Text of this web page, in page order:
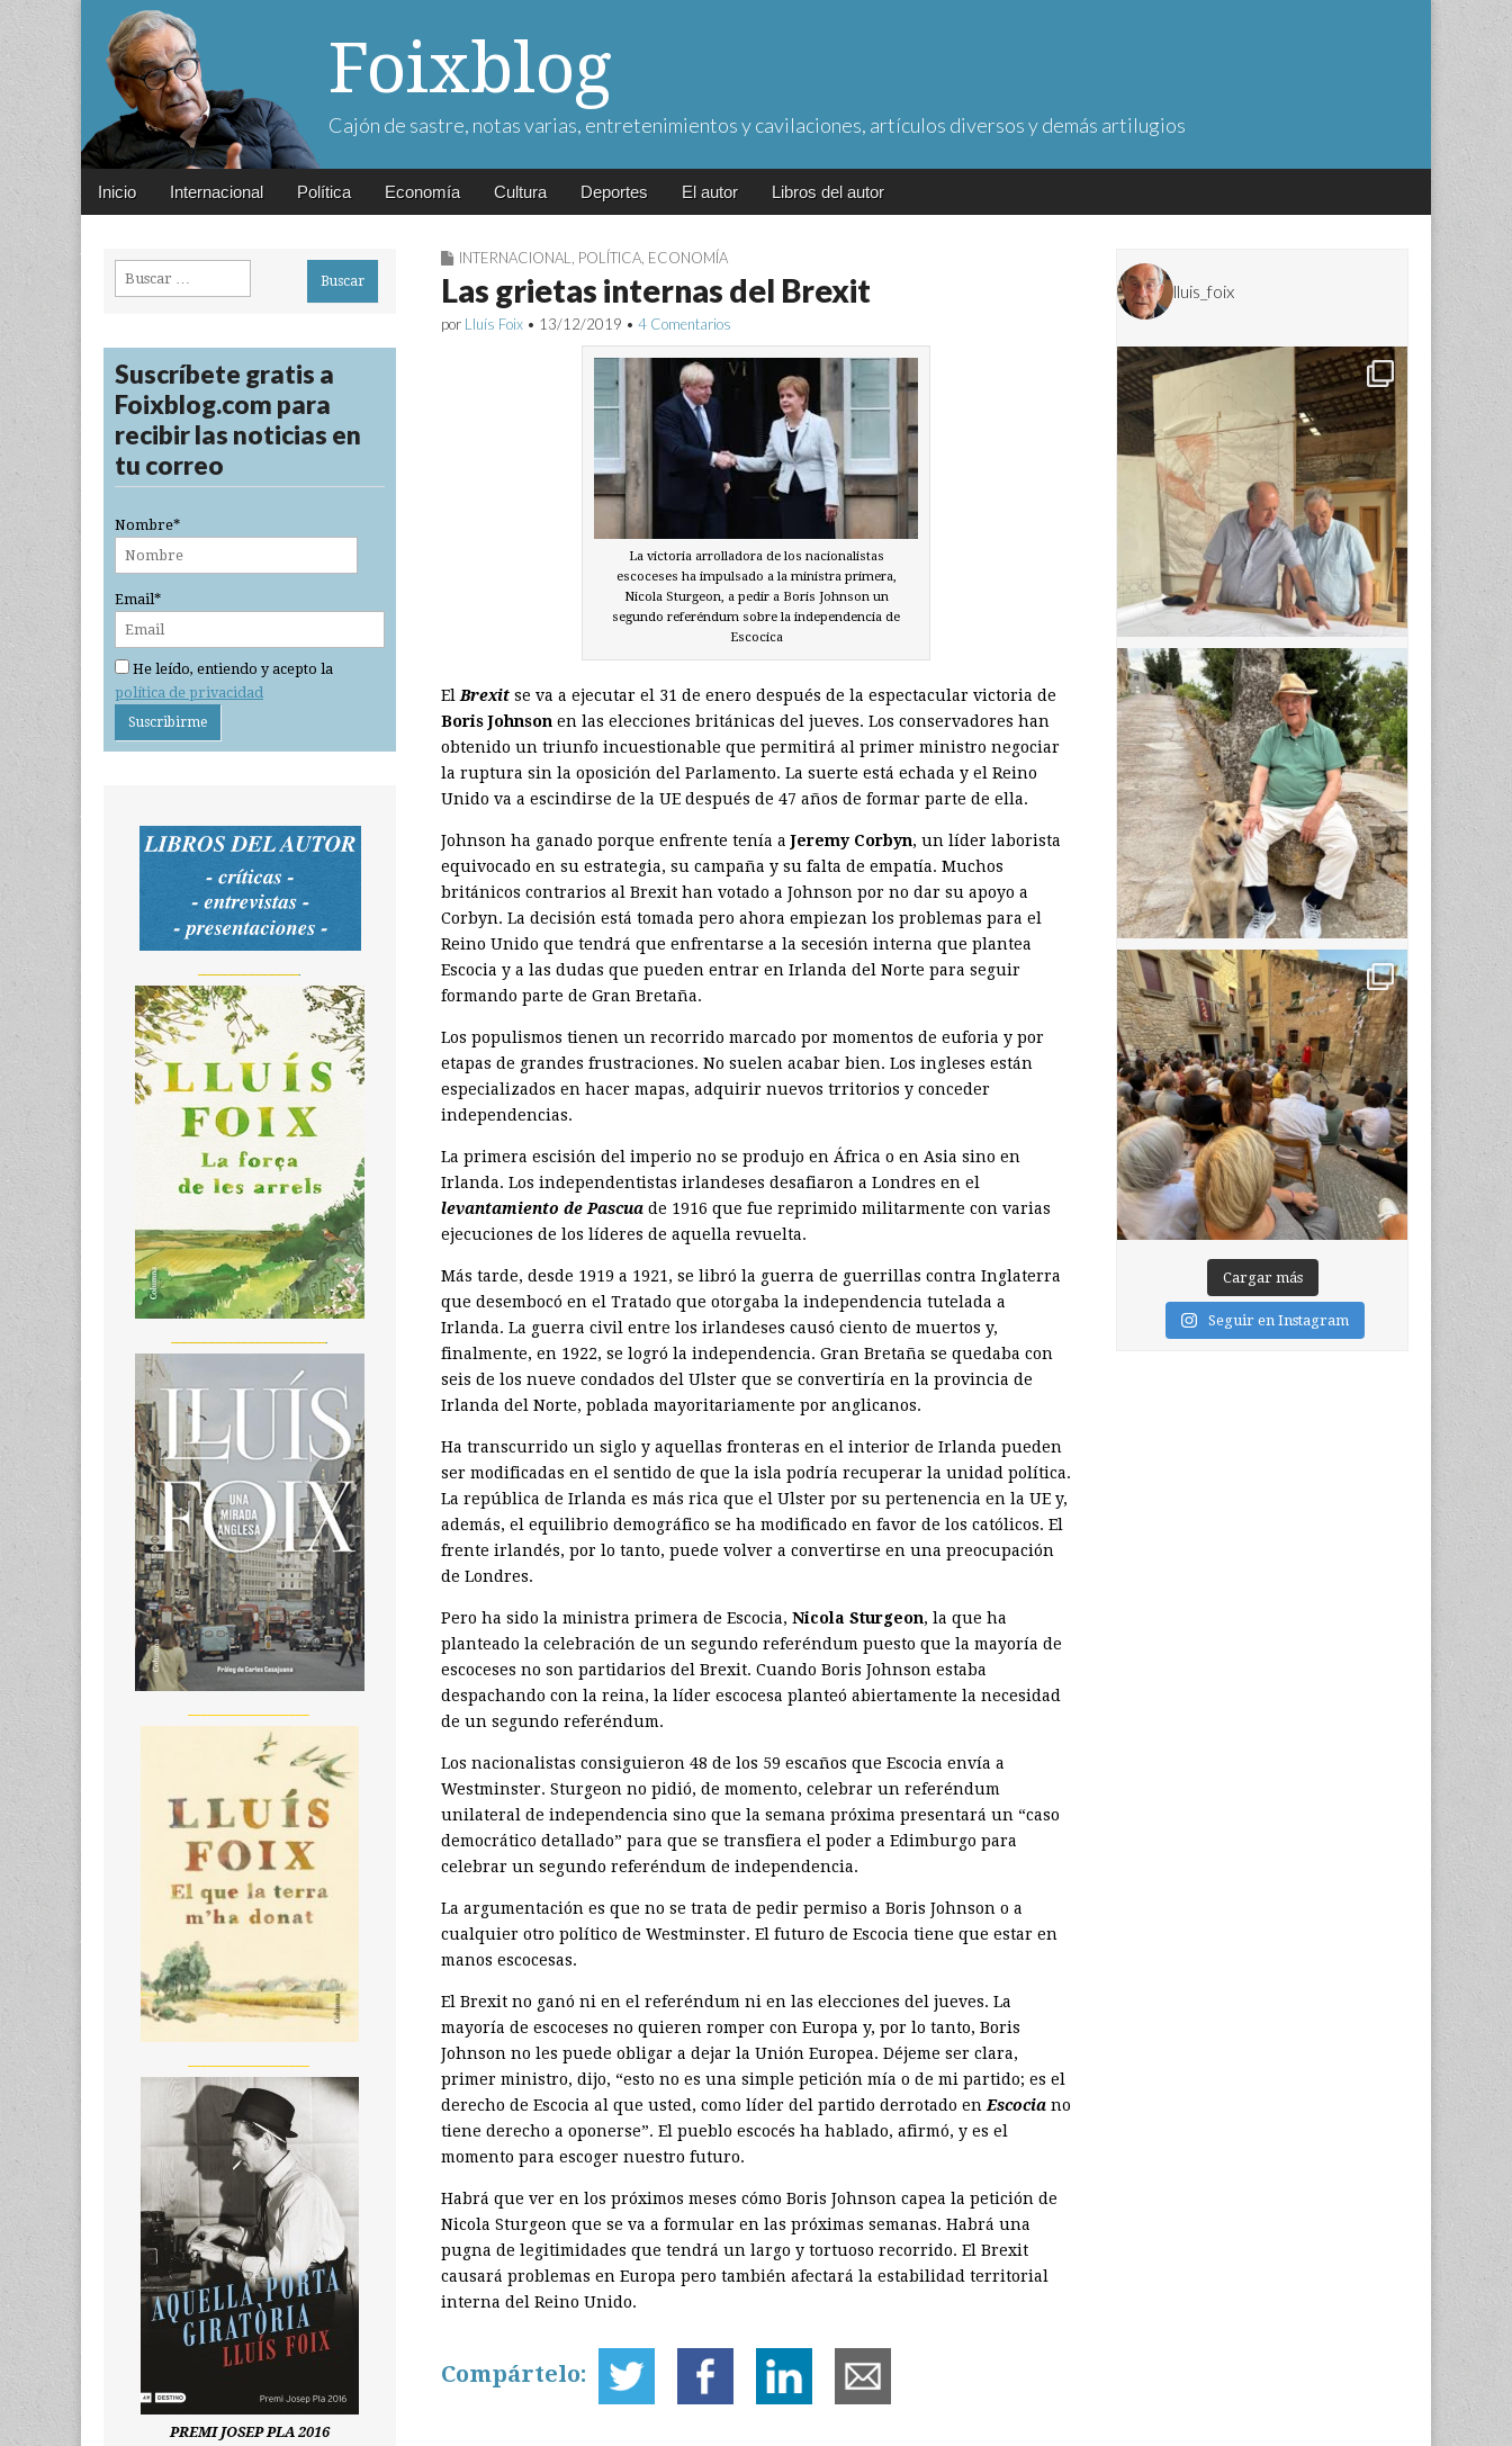
Foixblog
Cajón de sastre, notas varias, entretenimientos y cavilaciones, artículos diversos y demás artilugios
Main
Skip
Inicio Internacional Política Economía Cultura Deportes El autor Libros del autor
INTERNACIONAL POLÍTICA ECONOMÍA
Las grietas internas del Brexit
por Lluís Foix • 13/12/2019 • 4 Comentarios
La victoria arrolladora de los nacionalistas
escoceses ha impulsado a la ministra primera,
Nicola Sturgeon, a pedir a Boris Johnson un
segundo referéndum sobre la independencia de
Escocica
El Brexit se va a ejecutar el 31 de enero después de la espectacular victoria de
Boris Johnson en las elecciones británicas del jueves. Los conservadores han
obtenido un triunfo incuestionable que permitirá al primer ministro negociar
la ruptura sin la oposición del Parlamento. La suerte está echada y el Reino
Unido va a escindirse de la UE después de 47 años de formar parte de ella.
Johnson ha ganado porque enfrente tenía aJeremy Corbyn, un líder laborista
equivocado en su estrategia, su campaña y su falta de empatía. Muchos
británicos contrarios al Brexit han votado a Johnson por no dar su apoyo a
Corbyn. La decisión está tomada pero ahora empiezan los problemas para el
Reino Unido que tendrá que enfrentarse a la secesión interna que plantea
Escocia y a las dudas que pueden entrar en Irlanda del Norte para seguir
formando parte de Gran Bretaña.
Los populismos tienen un recorrido marcado por momentos de euforia y por
etapas de grandes frustraciones. No suelen acabar bien. Los ingleses están
especializados en hacer mapas, adquirir nuevos trritorios y conceder
independencias.
La primera escisión del imperio no se produjo en África o en Asia sino en
Irlanda. Los independentistas irlandeses desafiaron a Londres en el
levantamiento de Pascua de 1916 que fue reprimido militarmente con varias
ejecuciones de los líderes de aquella revuelta.
Más tarde, desde 1919 a 1921, se libró la guerra de guerrillas contra Inglaterra
que desembocó en el Tratado que otorgaba la independencia tutelada a
Irlanda. La guerra civil entre los irlandeses causó ciento de muertos y,
finalmente, en 1922, se logró la independencia. Gran Bretaña se quedaba con
seis de los nueve condados del Ulster que se convertiría en la provincia de
Irlanda del Norte, poblada mayoritariamente por anglicanos.
Ha transcurrido un siglo y aquellas fronteras en el interior de Irlanda pueden
ser modificadas en el sentido de que la isla podría recuperar la unidad política.
La república de Irlanda es más rica que el Ulster por su pertenencia en la UE y,
además, el equilibrio demográfico se ha modificado en favor de los católicos. El
frente irlandés, por lo tanto, puede volver a convertirse en una preocupación
de Londres.
Pero ha sido la ministra primera de Escocia, Nicola Sturgeon, la que ha
planteado la celebración de un segundo referéndum puesto que la mayoría de
escoceses no son partidarios del Brexit. Cuando Boris Johnson estaba
despachando con la reina, la líder escocesa planteó abiertamente la necesidad
de un segundo referéndum.
Los nacionalistas consiguieron 48 de los 59 escaños que Escocia envía a
Westminster. Sturgeon no pidió, de momento, celebrar un referéndum
unilateral de independencia sino que la semana próxima presentará un “caso
democrático detallado” para que se transfiera el poder a Edimburgo para
celebrar un segundo referéndum de independencia.
La argumentación es que no se trata de pedir permiso a Boris Johnson o a
cualquier otro político de Westminster. El futuro de Escocia tiene que estar en
manos escocesas.
El Brexit no ganó ni en el referéndum ni en las elecciones del jueves. La
mayoría de escoceses no quieren romper con Europa y, por lo tanto, Boris
Johnson no les puede obligar a dejar la Unión Europea. Déjeme ser clara,
primer ministro, dijo, “esto no es una simple petición mía o de mi partido; es el
derecho de Escocia al que usted, como líder del partido derrotado en Escocia no
tiene derecho a oponerse”. El pueblo escocés ha hablado, afirmó, y es el
momento para escoger nuestro futuro.
Habrá que ver en los próximos meses cómo Boris Johnson capea la petición de
Nicola Sturgeon que se va a formular en las próximas semanas. Habrá una
pugna de legitimidades que tendrá un largo y tortuoso recorrido. El Brexit
causará problemas en Europa pero también afectará la estabilidad territorial
interna del Reino Unido.
Compártelo:
Buscar:
Suscríbete gratis a
Foixblog.com para
recibir las noticias en
tu correo
Nombre*
Email*
He leído, entiendo y acepto la
política de privacidad
PREMI JOSEP PLA 2016
lluis_foix
Cargar más
Seguir en Instagram